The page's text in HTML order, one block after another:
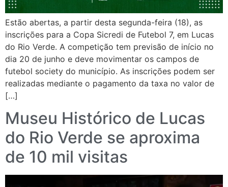
Estão abertas, a partir desta segunda-feira (18), as
inscrições para a Copa Sicredi de Futebol 7, em Lucas
do Rio Verde. A competição tem previsão de início no
dia 20 de junho e deve movimentar os campos de
futebol society do município. As inscrições podem ser
realizadas mediante o pagamento da taxa no valor de
[…]
Museu Histórico de Lucas
do Rio Verde se aproxima
de 10 mil visitas